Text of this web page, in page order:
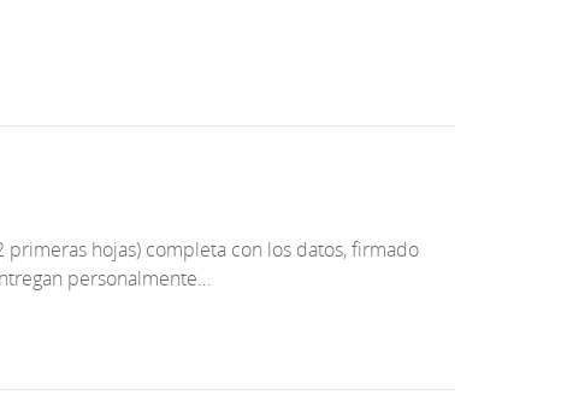
hojas) completa con los datos, firmado
personalmente…